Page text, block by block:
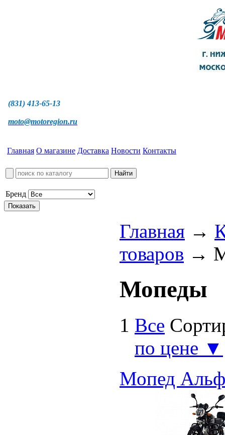
(831) 413-65-13
moto@motoregion.ru
Главная О магазине Доставка Новости Контакты
Бренд
Главная →
товаров →
Мопеды
1 Все
по цене ▼
Мопед